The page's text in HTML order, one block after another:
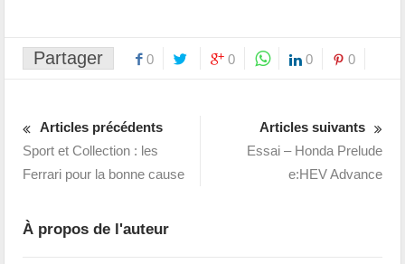
Partager 0 0 0 0
Articles précédents
Sport et Collection : les
Ferrari pour la bonne cause
Articles suivants
Essai – Honda Prelude
e:HEV Advance
À propos de l'auteur